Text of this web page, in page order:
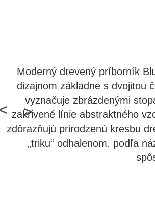
Moderný drevený príborník
dizajnom základne s dvojitou
vyznačuje zbrázdenými
zakrivené línie abstraktného
zdôrazňujú prirodzenú kresbu
„triku“ odhalenom. podľa